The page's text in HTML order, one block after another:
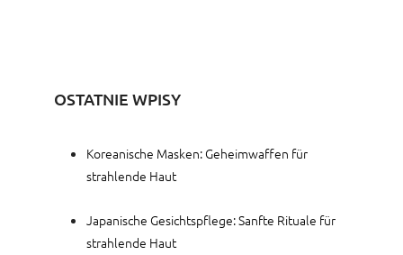
OSTATNIE WPISY
Koreanische Masken: Geheimwaffen für
strahlende Haut
Japanische Gesichtspflege: Sanfte Rituale für
strahlende Haut